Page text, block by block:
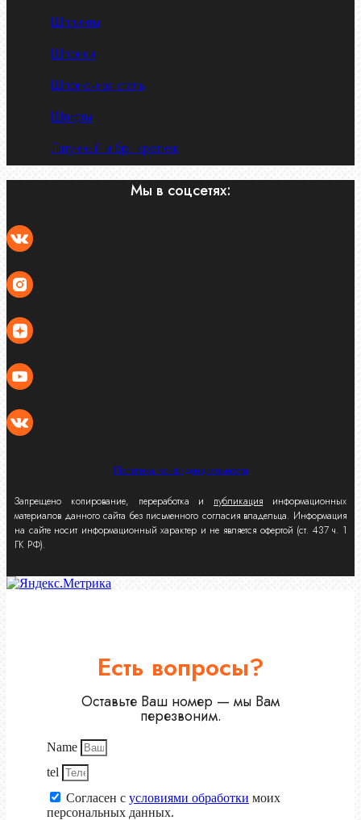
Шплинты
Шпонки
Шпоночная сталь
Штифты
Латунный и бр. крепеж
Мы в соцсетях:
Политика конфиденциальности
Запрещено копирование, переработка и публикация информационных
материалов данного сайта без письменного согласия владельца. Информация
на сайте носит информационный характер и не является офертой (ст. 437 ч. 1
ГК РФ).
Есть вопросы?
Оставьте Ваш номер — мы Вам
перезвоним.
Name
tel
Согласен с условиями обработки моих
персональных данных.